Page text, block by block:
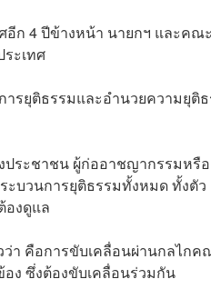
อีก 4 ปีข้างหน้า นายกฯ และคณ
ะเทศ
รยุติธรรมและอำนวยความยุติ
ประชาชน ผู้ก่ออาชญากรรมหรือ
บวนการยุติธรรมทั้งหมด ทั้งตัว
องดูแล
า คือการขับเคลื่อนผ่านกลไกค
ง ซึ่งต้องขับเคลื่อนร่วมกัน